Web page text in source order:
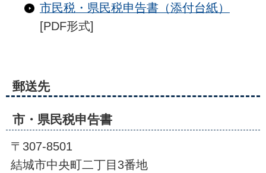
市民税・県民税申告書（添付台紙）
[PDF形式]
郵送先
市・県民税申告書
〒307-8501
結城市中央町二丁目3番地